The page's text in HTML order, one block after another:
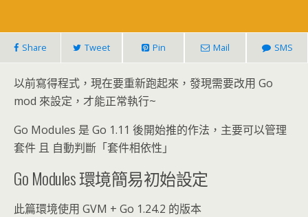
Share Tweet Pin Mail SMS
以前寫得程式，現在要重新跑起來，發現需要改用 Go
mod 來設定，才能正常執行~
Go Modules 是 Go 1.11 後開始推的作法，主要可以管理
套件 且 自動判斷「套件相依性」
Go Modules 環境簡易初始設定
此篇環境使用 GVM + Go 1.24.2 的版本